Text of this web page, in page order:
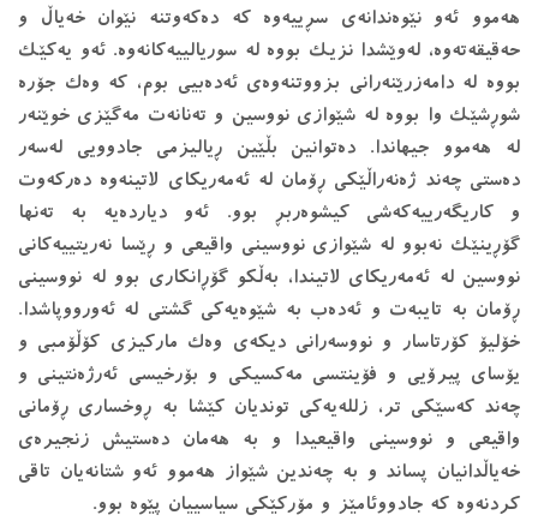
هەموو ئەو نێوەندانەی سڕییەوە کە دەکەوتنە نێوان خەیاڵ و
حەقیقەتەوە، لەوێشدا نزیک بووە لە سوریالییەکانەوە. ئەو یەکێک
بووە لە دامەزرێنەرانی بزووتنەوەی ئەدەبیی بوم، کە وەک جۆرە
شوڕشێک وا بووە لە شێوازی نووسین و تەنانەت مەگێزی خوێنەر
لە هەموو جیهاندا. دەتوانین بڵێین ڕیالیزمی جادوویی لەسەر
دەستی چەند ژەنەراڵێکی ڕۆمان لە ئەمەریکای لاتینەوە دەرکەوت
و کاریگەرییەکەشی کیشوەربڕ بوو. ئەو دیاردەیە بە تەنها
گۆڕینێک نەبوو لە شێوازی نووسینی واقیعی و ڕێسا نەریتییەکانی
نووسین لە ئەمەریکای لاتیندا، بەڵکو گۆڕانکاری بوو لە نووسینی
ڕۆمان بە تایبەت و ئەدەب بە شێوەیەکی گشتی لە ئەورووپاشدا.
خۆلیۆ کۆرتاسار و نووسەرانی دیکەی وەک مارکیزی کۆڵۆمبی و
یۆسای پیرۆیی و فۆینتسی مەکسیکی و بۆرخیسی ئەرژەنتینی و
چەند کەسێکی تر، زللەیەکی توندیان کێشا بە ڕوخساری ڕۆمانی
واقیعی و نووسینی واقیعیدا و بە هەمان دەستیش زنجیرەی
خەیاڵدانیان پساند و بە چەندین شێواز هەموو ئەو شتانەیان تاقی
کردنەوە کە جادووئامێز و مۆرکێکی سیاسییان پێوە بوو.